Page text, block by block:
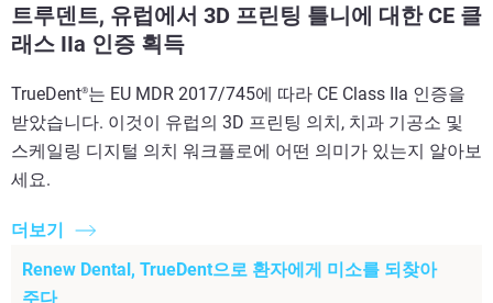
트루덴트, 유럽에서 3D 프린팅 틀니에 대한 CE 클
래스 IIa 인증 획득
TrueDent®는 EU MDR 2017/745에 따라 CE Class IIa 인증을
받았습니다. 이것이 유럽의 3D 프린팅 의치, 치과 기공소 및
스케일링 디지털 의치 워크플로에 어떤 의미가 있는지 알아보
세요.
더보기
Renew Dental, TrueDent으로 환자에게 미소를 되찾아
주다